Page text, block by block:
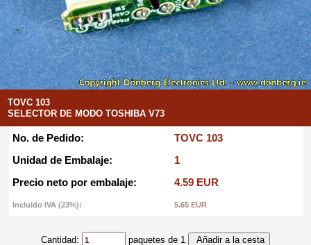
TOVC 103
SELECTOR DE MODO TOSHIBA V73
No. de Pedido:
TOVC 103
Unidad de Embalaje:
1
Precio neto por embalaje:
4.59 EUR
Incluido IVA (23%): 5.65 EUR
Cantidad: paquetes de 1